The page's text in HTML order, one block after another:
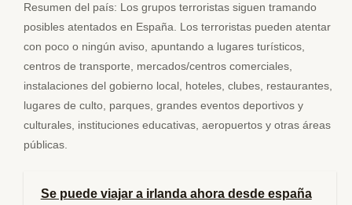
Resumen del país: Los grupos terroristas siguen tramando
posibles atentados en España. Los terroristas pueden atentar
con poco o ningún aviso, apuntando a lugares turísticos,
centros de transporte, mercados/centros comerciales,
instalaciones del gobierno local, hoteles, clubes, restaurantes,
lugares de culto, parques, grandes eventos deportivos y
culturales, instituciones educativas, aeropuertos y otras áreas
públicas.
Se puede viajar a irlanda ahora desde españa